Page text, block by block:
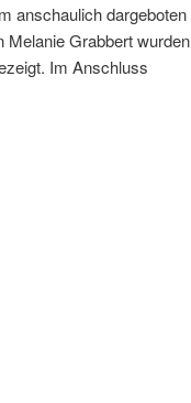
anschaulich dargeboten
Grabbert wurden
Im Anschluss